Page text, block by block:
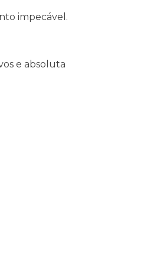
impecável.
e absoluta